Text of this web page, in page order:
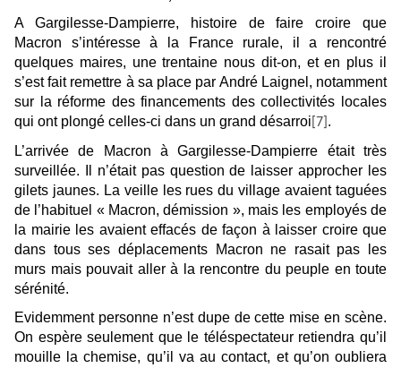
A Gargilesse-Dampierre, histoire de faire croire que
Macron s’intéresse à la France rurale, il a rencontré
quelques maires, une trentaine nous dit-on, et en plus il
s’est fait remettre à sa place par André Laignel, notamment
sur la réforme des financements des collectivités locales
qui ont plongé celles-ci dans un grand désarroi [7] .
L’arrivée de Macron à Gargilesse-Dampierre était très
surveillée. Il n’était pas question de laisser approcher les
gilets jaunes. La veille les rues du village avaient taguées
de l’habituel « Macron, démission », mais les employés de
la mairie les avaient effacés de façon à laisser croire que
dans tous ses déplacements Macron ne rasait pas les
murs mais pouvait aller à la rencontre du peuple en toute
sérénité.
Evidemment personne n’est dupe de cette mise en scène.
On espère seulement que le téléspectateur retiendra qu’il
mouille la chemise, qu’il va au contact, et qu’on oubliera